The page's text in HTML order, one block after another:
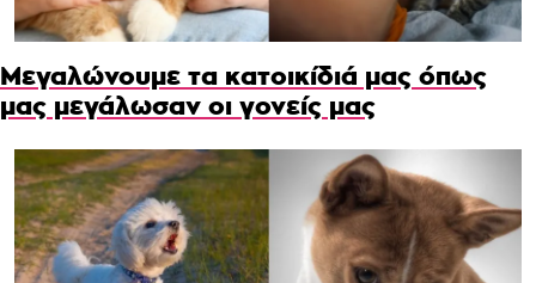
Μεγαλώνουμε τα κατοικίδιά μας όπως
μας μεγάλωσαν οι γονείς μας